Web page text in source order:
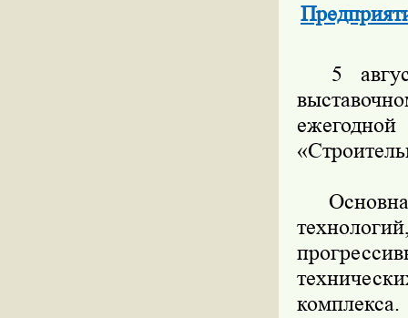
5
комплекса.